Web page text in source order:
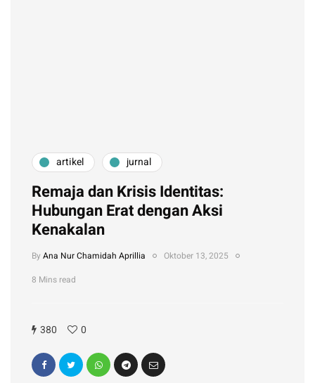
artikel jurnal
Remaja dan Krisis Identitas:
Hubungan Erat dengan Aksi
Kenakalan
By Ana Nur Chamidah Aprillia
Oktober 13, 2025
8 Mins read
380 0